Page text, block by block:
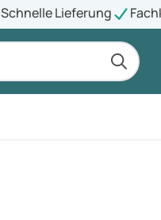
Schnelle Lieferung